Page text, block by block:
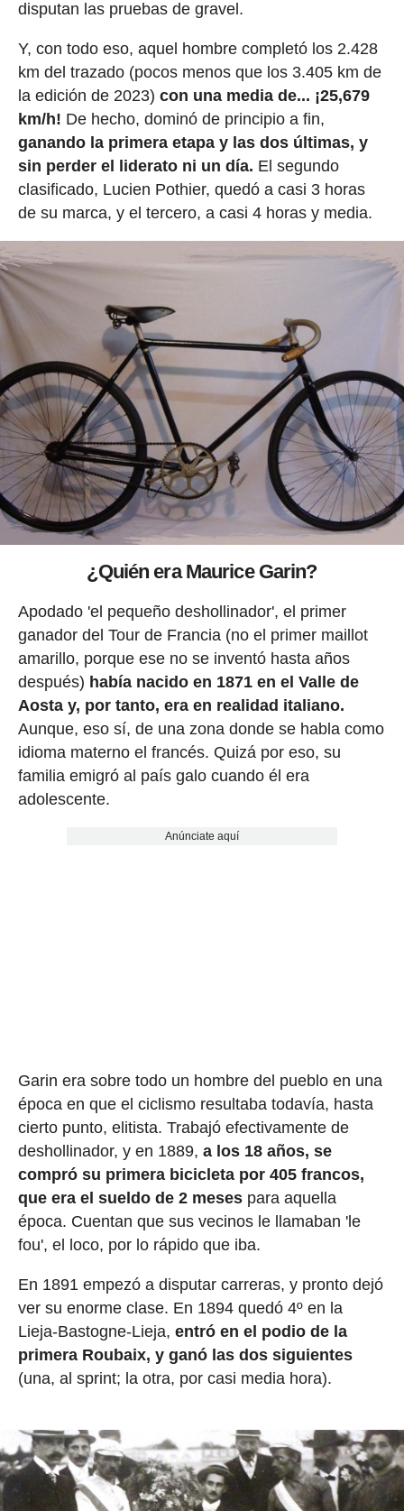
disputan las pruebas de gravel.
Y, con todo eso, aquel hombre completó los 2.428
km del trazado (pocos menos que los 3.405 km de
la edición de 2023) con una media de... ¡25,679
km/h! De hecho, dominó de principio a fin,
ganando la primera etapa y las dos últimas, y
sin perder el liderato ni un día. El segundo
clasificado, Lucien Pothier, quedó a casi 3 horas
de su marca, y el tercero, a casi 4 horas y media.
¿Quién era Maurice Garin?
Apodado 'el pequeño deshollinador', el primer
ganador del Tour de Francia (no el primer maillot
amarillo, porque ese no se inventó hasta años
después) había nacido en 1871 en el Valle de
Aosta y, por tanto, era en realidad italiano.
Aunque, eso sí, de una zona donde se habla como
idioma materno el francés. Quizá por eso, su
familia emigró al país galo cuando él era
adolescente.
Anúnciate aquí
Garin era sobre todo un hombre del pueblo en una
época en que el ciclismo resultaba todavía, hasta
cierto punto, elitista. Trabajó efectivamente de
deshollinador, y en 1889, a los 18 años, se
compró su primera bicicleta por 405 francos,
que era el sueldo de 2 mesespara aquella
época. Cuentan que sus vecinos le llamaban 'le
fou', el loco, por lo rápido que iba.
En 1891 empezó a disputar carreras, y pronto dejó
ver su enorme clase. En 1894 quedó 4º en la
Lieja-Bastogne-Lieja, entró en el podio de la
primera Roubaix, y ganó las dos siguientes
(una, al sprint; la otra, por casi media hora).